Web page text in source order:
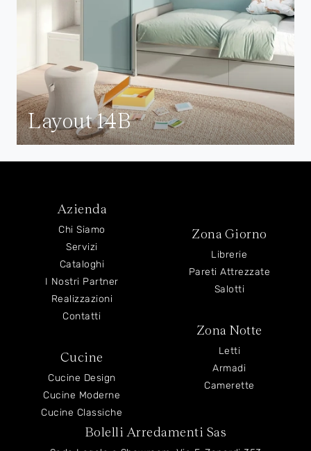
Layout 14B
Azienda
Chi Siamo
Servizi
Cataloghi
I Nostri Partner
Realizzazioni
Contatti
Cucine
Cucine Design
Cucine Moderne
Cucine Classiche
Zona Giorno
Librerie
Pareti Attrezzate
Salotti
Zona Notte
Letti
Armadi
Camerette
Bolelli Arredamenti Sas